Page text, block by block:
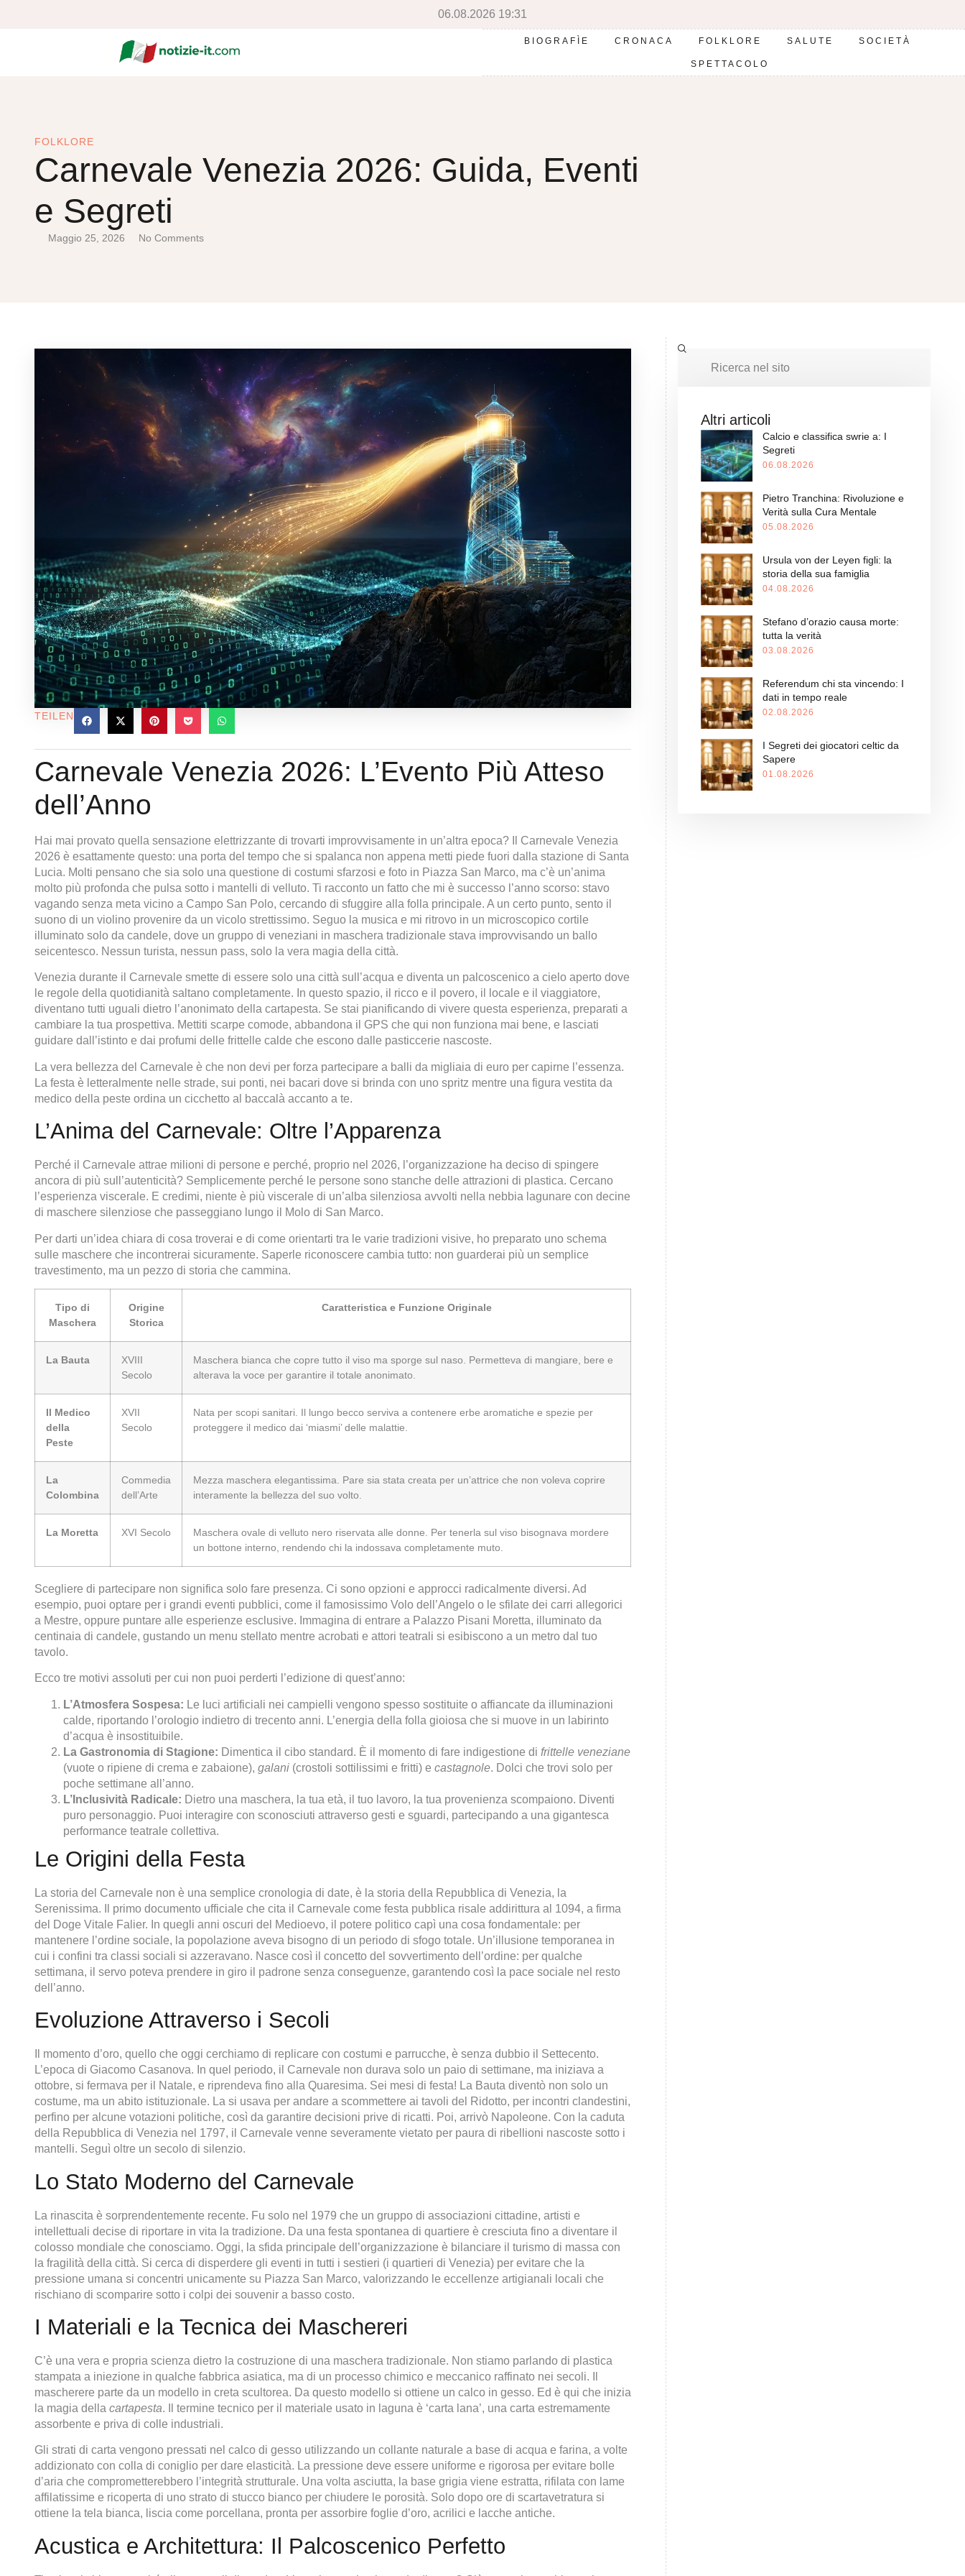
06.08.2026 19:31
BIOGRAFÌE CRONACA FOLKLORE SALUTE SOCIETÀ
SPETTACOLO
FOLKLORE
Carnevale Venezia 2026: Guida, Eventi
e Segreti
Maggio 25, 2026 No Comments
TEILEN
Carnevale Venezia 2026: L’Evento Più Atteso
dell’Anno
Hai mai provato quella sensazione elettrizzante di trovarti improvvisamente in un’altra epoca? Il Carnevale Venezia
2026 è esattamente questo: una porta del tempo che si spalanca non appena metti piede fuori dalla stazione di Santa
Lucia. Molti pensano che sia solo una questione di costumi sfarzosi e foto in Piazza San Marco, ma c’è un’anima
molto più profonda che pulsa sotto i mantelli di velluto. Ti racconto un fatto che mi è successo l’anno scorso: stavo
vagando senza meta vicino a Campo San Polo, cercando di sfuggire alla folla principale. A un certo punto, sento il
suono di un violino provenire da un vicolo strettissimo. Seguo la musica e mi ritrovo in un microscopico cortile
illuminato solo da candele, dove un gruppo di veneziani in maschera tradizionale stava improvvisando un ballo
seicentesco. Nessun turista, nessun pass, solo la vera magia della città.
Venezia durante il Carnevale smette di essere solo una città sull’acqua e diventa un palcoscenico a cielo aperto dove
le regole della quotidianità saltano completamente. In questo spazio, il ricco e il povero, il locale e il viaggiatore,
diventano tutti uguali dietro l’anonimato della cartapesta. Se stai pianificando di vivere questa esperienza, preparati a
cambiare la tua prospettiva. Mettiti scarpe comode, abbandona il GPS che qui non funziona mai bene, e lasciati
guidare dall’istinto e dai profumi delle frittelle calde che escono dalle pasticcerie nascoste.
La vera bellezza del Carnevale è che non devi per forza partecipare a balli da migliaia di euro per capirne l’essenza.
La festa è letteralmente nelle strade, sui ponti, nei bacari dove si brinda con uno spritz mentre una figura vestita da
medico della peste ordina un cicchetto al baccalà accanto a te.
L’Anima del Carnevale: Oltre l’Apparenza
Perché il Carnevale attrae milioni di persone e perché, proprio nel 2026, l’organizzazione ha deciso di spingere
ancora di più sull’autenticità? Semplicemente perché le persone sono stanche delle attrazioni di plastica. Cercano
l’esperienza viscerale. E credimi, niente è più viscerale di un’alba silenziosa avvolti nella nebbia lagunare con decine
di maschere silenziose che passeggiano lungo il Molo di San Marco.
Per darti un’idea chiara di cosa troverai e di come orientarti tra le varie tradizioni visive, ho preparato uno schema
sulle maschere che incontrerai sicuramente. Saperle riconoscere cambia tutto: non guarderai più un semplice
travestimento, ma un pezzo di storia che cammina.
Tipo di
Maschera
Origine
Storica
Caratteristica e Funzione Originale
La Bauta
XVIII
Secolo
Maschera bianca che copre tutto il viso ma sporge sul naso. Permetteva di mangiare, bere e
alterava la voce per garantire il totale anonimato.
Il Medico
della
Peste
XVII
Secolo
Nata per scopi sanitari. Il lungo becco serviva a contenere erbe aromatiche e spezie per
proteggere il medico dai ‘miasmi’ delle malattie.
La
Colombina
Commedia
dell’Arte
Mezza maschera elegantissima. Pare sia stata creata per un’attrice che non voleva coprire
interamente la bellezza del suo volto.
La Moretta XVI Secolo
Maschera ovale di velluto nero riservata alle donne. Per tenerla sul viso bisognava mordere
un bottone interno, rendendo chi la indossava completamente muto.
Scegliere di partecipare non significa solo fare presenza. Ci sono opzioni e approcci radicalmente diversi. Ad
esempio, puoi optare per i grandi eventi pubblici, come il famosissimo Volo dell’Angelo o le sfilate dei carri allegorici
a Mestre, oppure puntare alle esperienze esclusive. Immagina di entrare a Palazzo Pisani Moretta, illuminato da
centinaia di candele, gustando un menu stellato mentre acrobati e attori teatrali si esibiscono a un metro dal tuo
tavolo.
Ecco tre motivi assoluti per cui non puoi perderti l’edizione di quest’anno:
L’Atmosfera Sospesa: Le luci artificiali nei campielli vengono spesso sostituite o affiancate da illuminazioni
calde, riportando l’orologio indietro di trecento anni. L’energia della folla gioiosa che si muove in un labirinto
d’acqua è insostituibile.
La Gastronomia di Stagione: Dimentica il cibo standard. È il momento di fare indigestione di frittelle veneziane
(vuote o ripiene di crema e zabaione), galani (crostoli sottilissimi e fritti) e castagnole. Dolci che trovi solo per
poche settimane all’anno.
L’Inclusività Radicale: Dietro una maschera, la tua età, il tuo lavoro, la tua provenienza scompaiono. Diventi
puro personaggio. Puoi interagire con sconosciuti attraverso gesti e sguardi, partecipando a una gigantesca
performance teatrale collettiva.
Le Origini della Festa
La storia del Carnevale non è una semplice cronologia di date, è la storia della Repubblica di Venezia, la
Serenissima. Il primo documento ufficiale che cita il Carnevale come festa pubblica risale addirittura al 1094, a firma
del Doge Vitale Falier. In quegli anni oscuri del Medioevo, il potere politico capì una cosa fondamentale: per
mantenere l’ordine sociale, la popolazione aveva bisogno di un periodo di sfogo totale. Un’illusione temporanea in
cui i confini tra classi sociali si azzeravano. Nasce così il concetto del sovvertimento dell’ordine: per qualche
settimana, il servo poteva prendere in giro il padrone senza conseguenze, garantendo così la pace sociale nel resto
dell’anno.
Evoluzione Attraverso i Secoli
Il momento d’oro, quello che oggi cerchiamo di replicare con costumi e parrucche, è senza dubbio il Settecento.
L’epoca di Giacomo Casanova. In quel periodo, il Carnevale non durava solo un paio di settimane, ma iniziava a
ottobre, si fermava per il Natale, e riprendeva fino alla Quaresima. Sei mesi di festa! La Bauta diventò non solo un
costume, ma un abito istituzionale. La si usava per andare a scommettere ai tavoli del Ridotto, per incontri clandestini,
perfino per alcune votazioni politiche, così da garantire decisioni prive di ricatti. Poi, arrivò Napoleone. Con la caduta
della Repubblica di Venezia nel 1797, il Carnevale venne severamente vietato per paura di ribellioni nascoste sotto i
mantelli. Seguì oltre un secolo di silenzio.
Lo Stato Moderno del Carnevale
La rinascita è sorprendentemente recente. Fu solo nel 1979 che un gruppo di associazioni cittadine, artisti e
intellettuali decise di riportare in vita la tradizione. Da una festa spontanea di quartiere è cresciuta fino a diventare il
colosso mondiale che conosciamo. Oggi, la sfida principale dell’organizzazione è bilanciare il turismo di massa con
la fragilità della città. Si cerca di disperdere gli eventi in tutti i sestieri (i quartieri di Venezia) per evitare che la
pressione umana si concentri unicamente su Piazza San Marco, valorizzando le eccellenze artigianali locali che
rischiano di scomparire sotto i colpi dei souvenir a basso costo.
I Materiali e la Tecnica dei Maschereri
C’è una vera e propria scienza dietro la costruzione di una maschera tradizionale. Non stiamo parlando di plastica
stampata a iniezione in qualche fabbrica asiatica, ma di un processo chimico e meccanico raffinato nei secoli. Il
mascherere parte da un modello in creta scultorea. Da questo modello si ottiene un calco in gesso. Ed è qui che inizia
la magia della cartapesta. Il termine tecnico per il materiale usato in laguna è ‘carta lana’, una carta estremamente
assorbente e priva di colle industriali.
Gli strati di carta vengono pressati nel calco di gesso utilizzando un collante naturale a base di acqua e farina, a volte
addizionato con colla di coniglio per dare elasticità. La pressione deve essere uniforme e rigorosa per evitare bolle
d’aria che comprometterebbero l’integrità strutturale. Una volta asciutta, la base grigia viene estratta, rifilata con lame
affilatissime e ricoperta di uno strato di stucco bianco per chiudere le porosità. Solo dopo ore di scartavetratura si
ottiene la tela bianca, liscia come porcellana, pronta per assorbire foglie d’oro, acrilici e lacche antiche.
Acustica e Architettura: Il Palcoscenico Perfetto
Altri articoli
Calcio e classifica swrie a: I
Segreti
06.08.2026
Pietro Tranchina: Rivoluzione e
Verità sulla Cura Mentale
05.08.2026
Ursula von der Leyen figli: la
storia della sua famiglia
04.08.2026
Stefano d’orazio causa morte:
tutta la verità
03.08.2026
Referendum chi sta vincendo: I
dati in tempo reale
02.08.2026
I Segreti dei giocatori celtic da
Sapere
01.08.2026